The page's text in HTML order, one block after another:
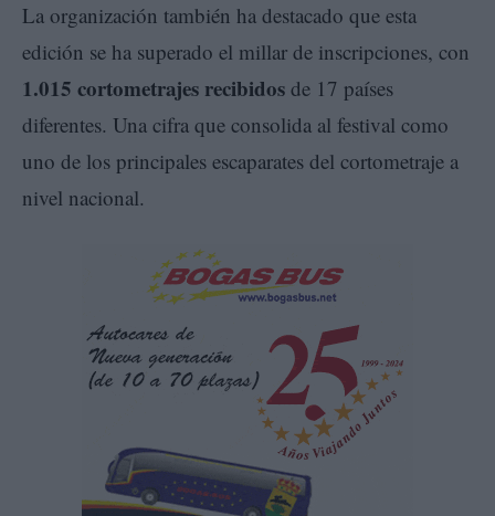
La organización también ha destacado que esta
edición se ha superado el millar de inscripciones, con
1.015 cortometrajes recibidos de 17 países
diferentes. Una cifra que consolida al festival como
uno de los principales escaparates del cortometraje a
nivel nacional.